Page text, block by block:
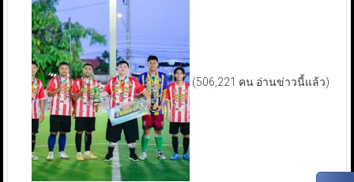
(506,221 คน อ่านข่าวนี้แล้ว)